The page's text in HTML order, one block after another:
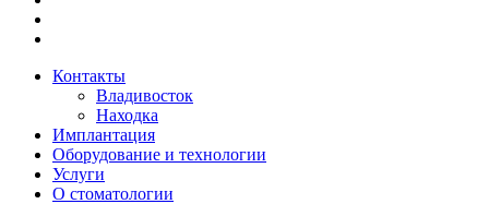
Контакты
Владивосток
Находка
Имплантация
Оборудование и технологии
Услуги
О стоматологии